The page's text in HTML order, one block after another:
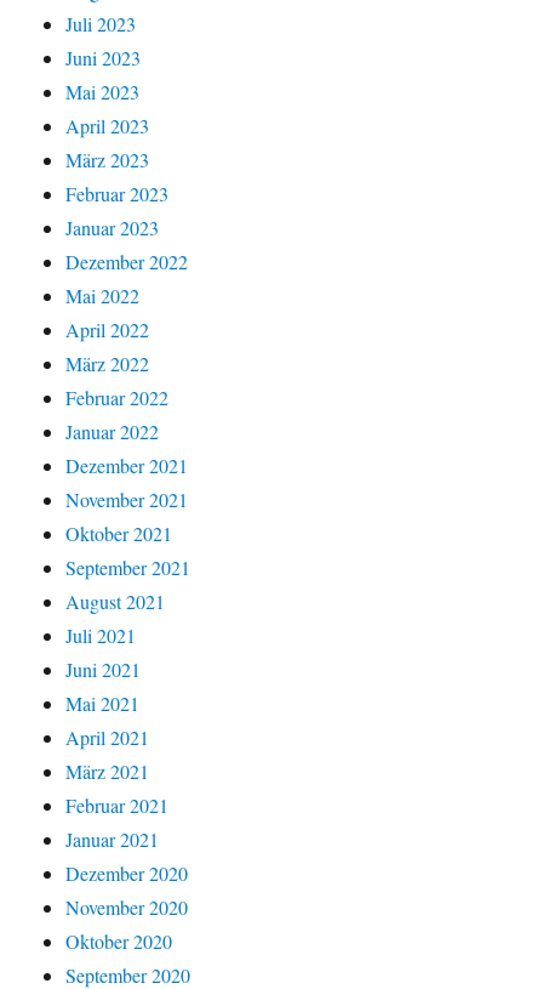
Juli 2023
Juni 2023
Mai 2023
April 2023
März 2023
Februar 2023
Januar 2023
Dezember 2022
Mai 2022
April 2022
März 2022
Februar 2022
Januar 2022
Dezember 2021
November 2021
Oktober 2021
September 2021
August 2021
Juli 2021
Juni 2021
Mai 2021
April 2021
März 2021
Februar 2021
Januar 2021
Dezember 2020
November 2020
Oktober 2020
September 2020